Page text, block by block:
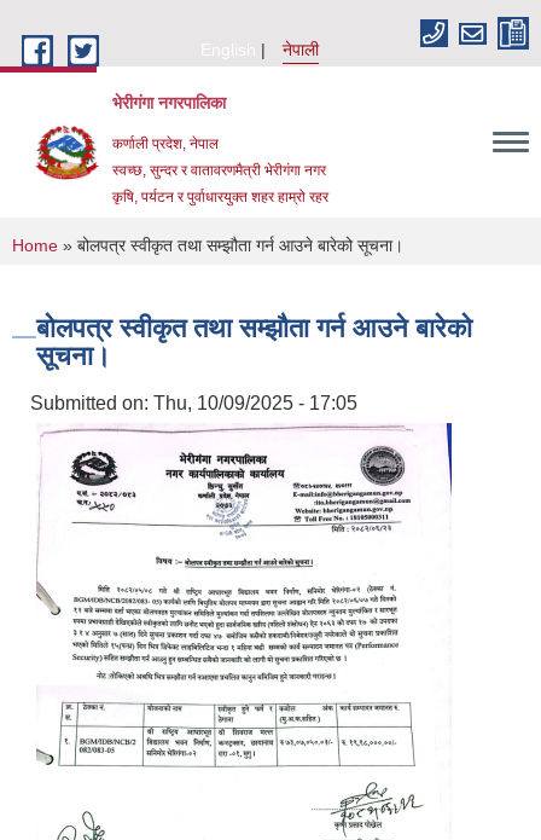
English
नेपाली
भेरीगंगा नगरपालिका
कर्णाली प्रदेश, नेपाल
स्वच्छ, सुन्दर र वातावरणमैत्री भेरीगंगा नगर
कृषि, पर्यटन र पुर्वाधारयुक्त शहर हाम्रो रहर
You are here
Home » बोलपत्र स्वीकृत तथा सम्झौता गर्न आउने बारेको सूचना।
बोलपत्र स्वीकृत तथा सम्झौता गर्न आउने बारेको
सूचना।
Submitted on: Thu, 10/09/2025 - 17:05